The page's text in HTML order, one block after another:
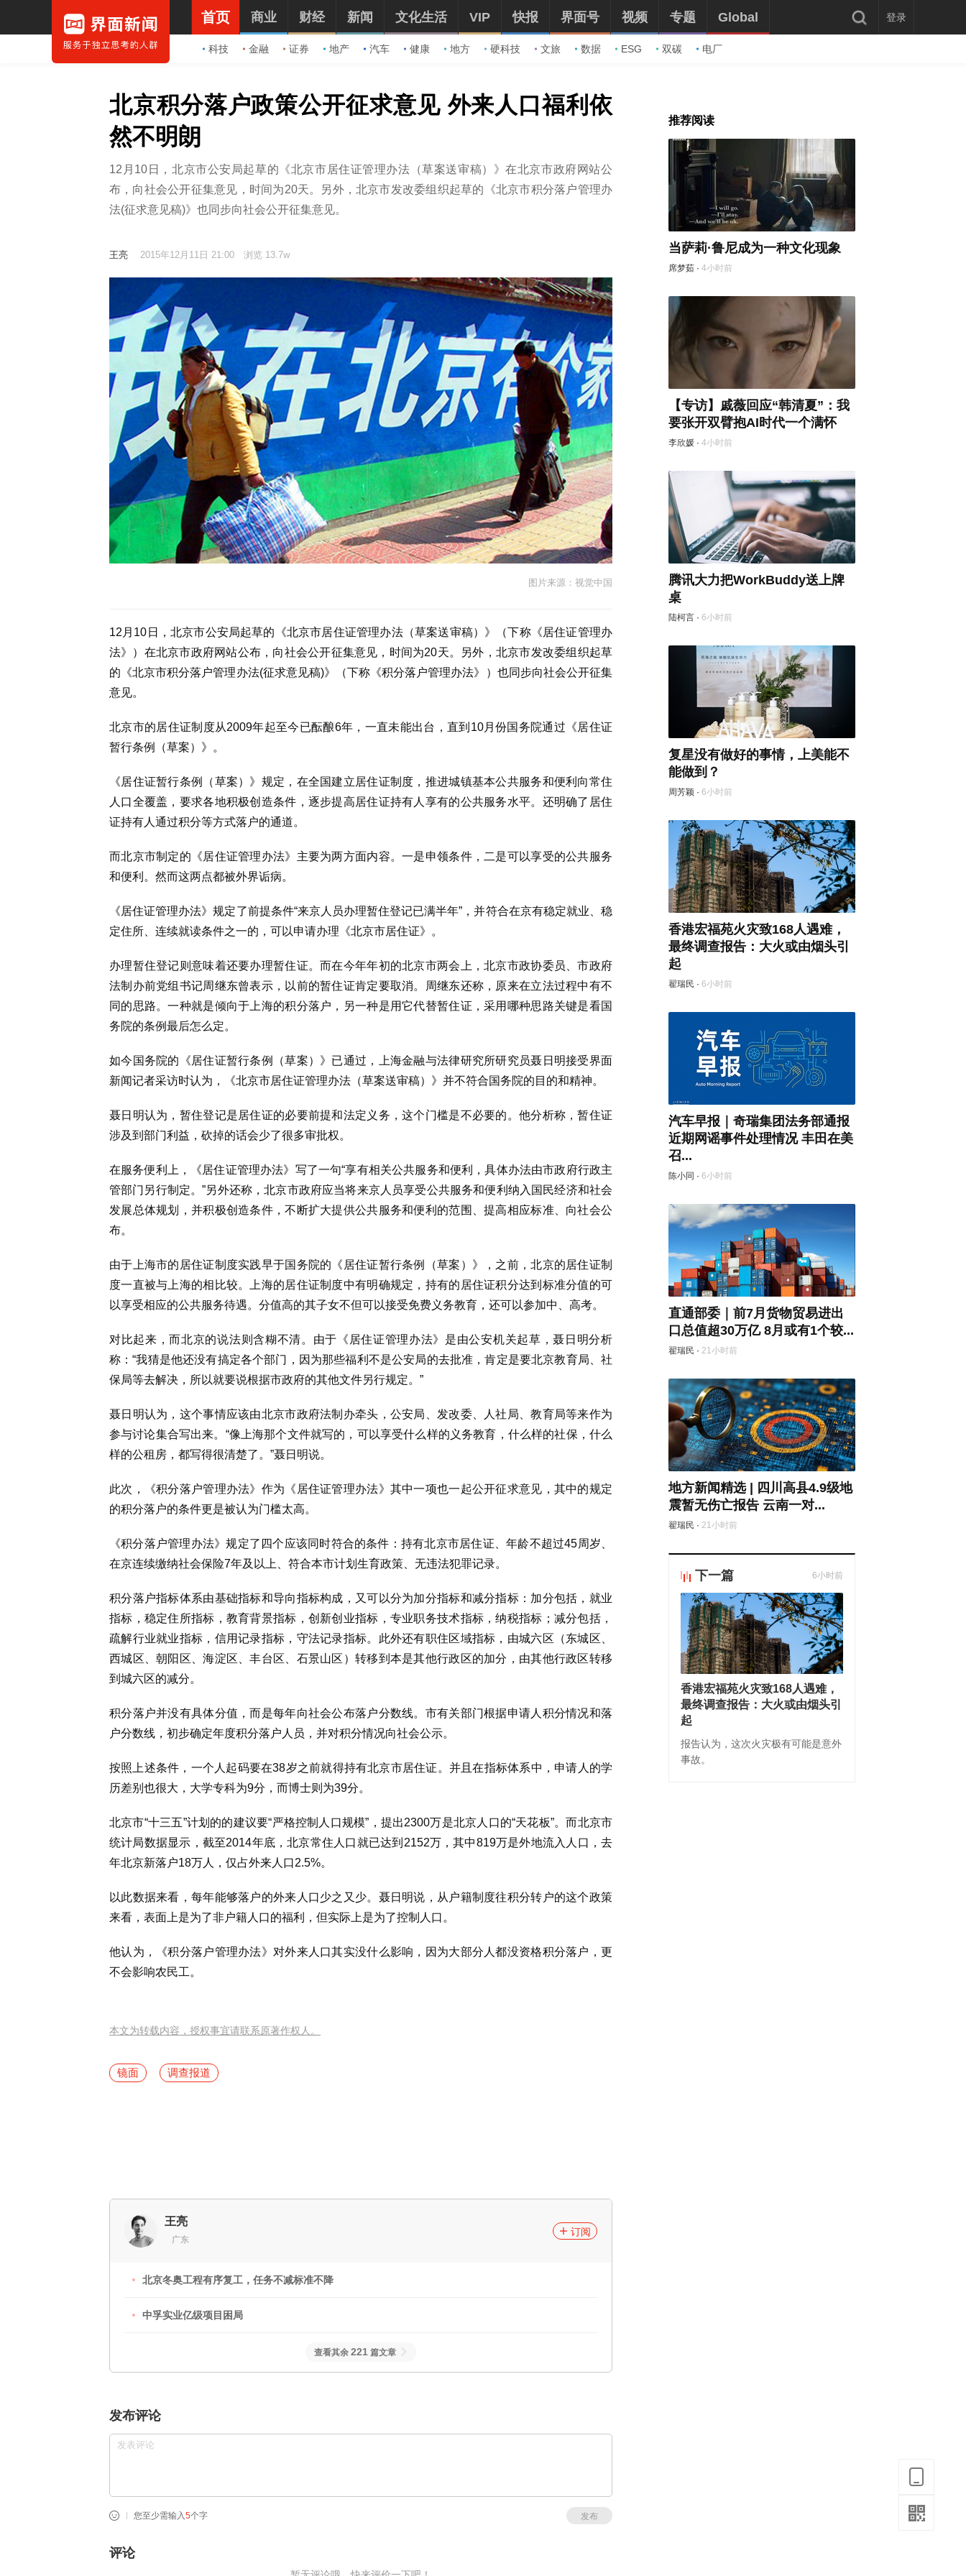
首页
科技 金融 证券 地产 汽车 健康 地方 硬科技 文旅 数据 ESG 双碳 电厂
商业 财经 新闻 文化生活 VIP 快报 界面号 视频 专题 Global 登录
北京积分落户政策公开征求意见 外来人口福利依
然不明朗
12月10日，北京市公安局起草的《北京市居住证管理办法（草案送审稿）》在北京市政府网站公
布，向社会公开征集意见，时间为20天。另外，北京市发改委组织起草的《北京市积分落户管理办
法(征求意见稿)》也同步向社会公开征集意见。
王亮 2015年12月11日 21:00 浏览 13.7w
图片来源：视觉中国
12月10日，北京市公安局起草的《北京市居住证管理办法（草案送审稿）》（下称《居住证管理办
法》）在北京市政府网站公布，向社会公开征集意见，时间为20天。另外，北京市发改委组织起草
的《北京市积分落户管理办法(征求意见稿)》（下称《积分落户管理办法》）也同步向社会公开征集
意见。
北京市的居住证制度从2009年起至今已酝酿6年，一直未能出台，直到10月份国务院通过《居住证
暂行条例（草案）》。
《居住证暂行条例（草案）》规定，在全国建立居住证制度，推进城镇基本公共服务和便利向常住
人口全覆盖，要求各地积极创造条件，逐步提高居住证持有人享有的公共服务水平。还明确了居住
证持有人通过积分等方式落户的通道。
而北京市制定的《居住证管理办法》主要为两方面内容。一是申领条件，二是可以享受的公共服务
和便利。然而这两点都被外界诟病。
《居住证管理办法》规定了前提条件“来京人员办理暂住登记已满半年”，并符合在京有稳定就业、稳
定住所、连续就读条件之一的，可以申请办理《北京市居住证》。
办理暂住登记则意味着还要办理暂住证。而在今年年初的北京市两会上，北京市政协委员、市政府
法制办前党组书记周继东曾表示，以前的暂住证肯定要取消。周继东还称，原来在立法过程中有不
同的思路。一种就是倾向于上海的积分落户，另一种是用它代替暂住证，采用哪种思路关键是看国
务院的条例最后怎么定。
如今国务院的《居住证暂行条例（草案）》已通过，上海金融与法律研究所研究员聂日明接受界面
新闻记者采访时认为，《北京市居住证管理办法（草案送审稿）》并不符合国务院的目的和精神。
聂日明认为，暂住登记是居住证的必要前提和法定义务，这个门槛是不必要的。他分析称，暂住证
涉及到部门利益，砍掉的话会少了很多审批权。
在服务便利上，《居住证管理办法》写了一句“享有相关公共服务和便利，具体办法由市政府行政主
管部门另行制定。”另外还称，北京市政府应当将来京人员享受公共服务和便利纳入国民经济和社会
发展总体规划，并积极创造条件，不断扩大提供公共服务和便利的范围、提高相应标准、向社会公
布。
由于上海市的居住证制度实践早于国务院的《居住证暂行条例（草案）》，之前，北京的居住证制
度一直被与上海的相比较。上海的居住证制度中有明确规定，持有的居住证积分达到标准分值的可
以享受相应的公共服务待遇。分值高的其子女不但可以接受免费义务教育，还可以参加中、高考。
对比起来，而北京的说法则含糊不清。由于《居住证管理办法》是由公安机关起草，聂日明分析
称：“我猜是他还没有搞定各个部门，因为那些福利不是公安局的去批准，肯定是要北京教育局、社
保局等去解决，所以就要说根据市政府的其他文件另行规定。”
聂日明认为，这个事情应该由北京市政府法制办牵头，公安局、发改委、人社局、教育局等来作为
参与讨论集合写出来。“像上海那个文件就写的，可以享受什么样的义务教育，什么样的社保，什么
样的公租房，都写得很清楚了。”聂日明说。
此次，《积分落户管理办法》作为《居住证管理办法》其中一项也一起公开征求意见，其中的规定
的积分落户的条件更是被认为门槛太高。
《积分落户管理办法》规定了四个应该同时符合的条件：持有北京市居住证、年龄不超过45周岁、
在京连续缴纳社会保险7年及以上、符合本市计划生育政策、无违法犯罪记录。
积分落户指标体系由基础指标和导向指标构成，又可以分为加分指标和减分指标：加分包括，就业
指标，稳定住所指标，教育背景指标，创新创业指标，专业职务技术指标，纳税指标；减分包括，
疏解行业就业指标，信用记录指标，守法记录指标。此外还有职住区域指标，由城六区（东城区、
西城区、朝阳区、海淀区、丰台区、石景山区）转移到本是其他行政区的加分，由其他行政区转移
到城六区的减分。
积分落户并没有具体分值，而是每年向社会公布落户分数线。市有关部门根据申请人积分情况和落
户分数线，初步确定年度积分落户人员，并对积分情况向社会公示。
按照上述条件，一个人起码要在38岁之前就得持有北京市居住证。并且在指标体系中，申请人的学
历差别也很大，大学专科为9分，而博士则为39分。
北京市“十三五”计划的的建议要“严格控制人口规模”，提出2300万是北京人口的“天花板”。而北京市
统计局数据显示，截至2014年底，北京常住人口就已达到2152万，其中819万是外地流入人口，去
年北京新落户18万人，仅占外来人口2.5%。
以此数据来看，每年能够落户的外来人口少之又少。聂日明说，从户籍制度往积分转户的这个政策
来看，表面上是为了非户籍人口的福利，但实际上是为了控制人口。
他认为，《积分落户管理办法》对外来人口其实没什么影响，因为大部分人都没资格积分落户，更
不会影响农民工。
本文为转载内容，授权事宜请联系原著作权人。
镜面 调查报道
王亮
广东
订阅
北京冬奥工程有序复工，任务不减标准不降
中孚实业亿级项目困局
查看其余 221 篇文章
发布评论
您至少需输入 5个字 发布
评论
推荐阅读
当萨莉·鲁尼成为一种文化现象
席梦茹 · 4小时前
【专访】戚薇回应“韩清夏”：我
要张开双臂抱AI时代一个满怀
李欣媛 · 4小时前
腾讯大力把WorkBuddy送上牌
桌
陆柯言 · 6小时前
复星没有做好的事情，上美能不
能做到？
周芳颖 · 6小时前
香港宏福苑火灾致168人遇难，
最终调查报告：大火或由烟头引
起
翟瑞民 · 6小时前
汽车早报｜奇瑞集团法务部通报
近期网谣事件处理情况 丰田在美
召...
陈小同 · 6小时前
直通部委｜前7月货物贸易进出
口总值超30万亿 8月或有1个较...
翟瑞民 · 21小时前
地方新闻精选 | 四川高县4.9级地
震暂无伤亡报告 云南一对...
翟瑞民 · 21小时前
下一篇 6小时前
香港宏福苑火灾致168人遇难，
最终调查报告：大火或由烟头引
起
报告认为，这次火灾极有可能是意外
事故。